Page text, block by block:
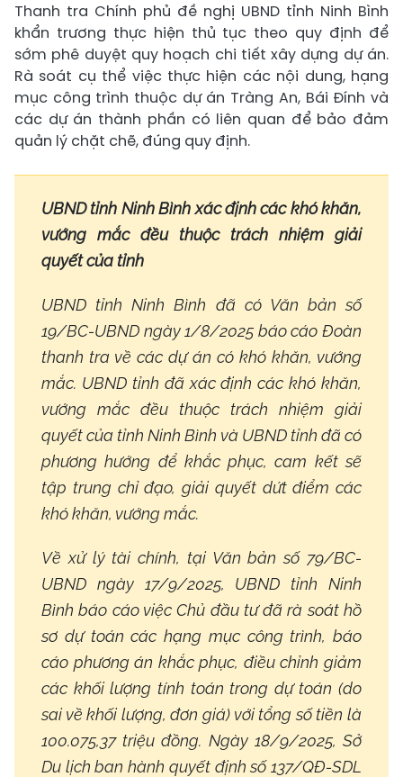
Thanh tra Chính phủ đề nghị UBND tỉnh Ninh Bình
khẩn trương thực hiện thủ tục theo quy định để
sớm phê duyệt quy hoạch chi tiết xây dựng dự án.
Rà soát cụ thể việc thực hiện các nội dung, hạng
mục công trình thuộc dự án Tràng An, Bái Đính và
các dự án thành phần có liên quan để bảo đảm
quản lý chặt chẽ, đúng quy định.
UBND tỉnh Ninh Bình xác định các khó khăn,
vướng mắc đều thuộc trách nhiệm giải
quyết của tỉnh
UBND tỉnh Ninh Bình đã có Văn bản số
19/BC-UBND ngày 1/8/2025 báo cáo Đoàn
thanh tra về các dự án có khó khăn, vướng
mắc. UBND tỉnh đã xác định các khó khăn,
vướng mắc đều thuộc trách nhiệm giải
quyết của tỉnh Ninh Bình và UBND tỉnh đã có
phương hướng để khắc phục, cam kết sẽ
tập trung chỉ đạo, giải quyết dứt điểm các
khó khăn, vướng mắc.
Về xử lý tài chính, tại Văn bản số 79/BC-
UBND ngày 17/9/2025, UBND tỉnh Ninh
Bình báo cáo việc Chủ đầu tư đã rà soát hồ
sơ dự toán các hạng mục công trình, báo
cáo phương án khắc phục, điều chỉnh giảm
các khối lượng tính toán trong dự toán (do
sai về khối lượng, đơn giá) với tổng số tiền là
100.075,37 triệu đồng. Ngày 18/9/2025, Sở
Du lịch ban hành quyết định số 137/QĐ-SDL